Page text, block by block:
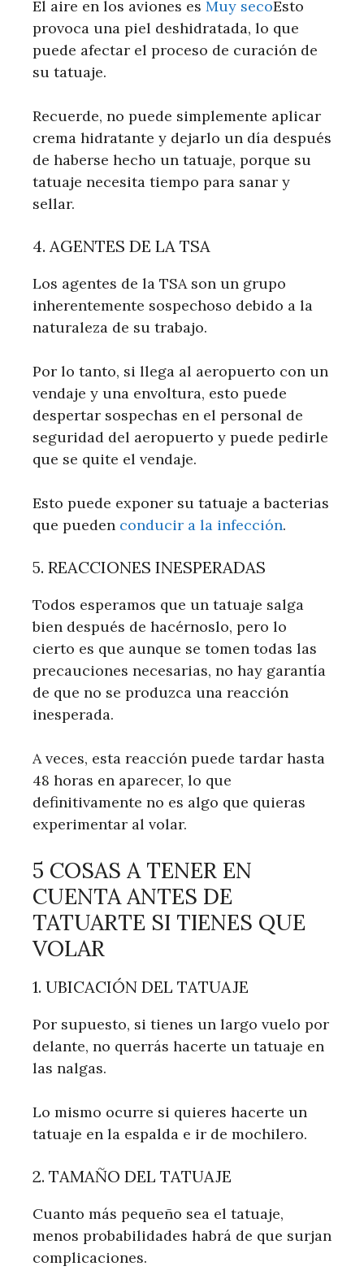
El aire en los aviones es Muy secoEsto
provoca una piel deshidratada, lo que
puede afectar el proceso de curación de
su tatuaje.
Recuerde, no puede simplemente aplicar
crema hidratante y dejarlo un día después
de haberse hecho un tatuaje, porque su
tatuaje necesita tiempo para sanar y
sellar.
4. AGENTES DE LA TSA
Los agentes de la TSA son un grupo
inherentemente sospechoso debido a la
naturaleza de su trabajo.
Por lo tanto, si llega al aeropuerto con un
vendaje y una envoltura, esto puede
despertar sospechas en el personal de
seguridad del aeropuerto y puede pedirle
que se quite el vendaje.
Esto puede exponer su tatuaje a bacterias
que pueden conducir a la infección.
5. REACCIONES INESPERADAS
Todos esperamos que un tatuaje salga
bien después de hacérnoslo, pero lo
cierto es que aunque se tomen todas las
precauciones necesarias, no hay garantía
de que no se produzca una reacción
inesperada.
A veces, esta reacción puede tardar hasta
48 horas en aparecer, lo que
definitivamente no es algo que quieras
experimentar al volar.
5 COSAS A TENER EN
CUENTA ANTES DE
TATUARTE SI TIENES QUE
VOLAR
1. UBICACIÓN DEL TATUAJE
Por supuesto, si tienes un largo vuelo por
delante, no querrás hacerte un tatuaje en
las nalgas.
Lo mismo ocurre si quieres hacerte un
tatuaje en la espalda e ir de mochilero.
2. TAMAÑO DEL TATUAJE
Cuanto más pequeño sea el tatuaje,
menos probabilidades habrá de que surjan
complicaciones.